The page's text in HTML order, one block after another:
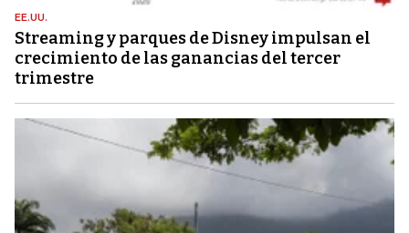
EE.UU.
Streaming y parques de Disney impulsan el
crecimiento de las ganancias del tercer
trimestre